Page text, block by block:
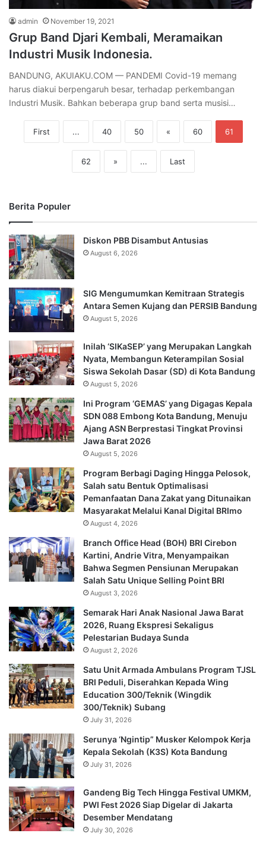
admin November 19, 2021
Grup Band Djari Kembali, Meramaikan
Industri Musik Indonesia.
BANDUNG, AKUIAKU.COM — PANDEMI Covid-19 memang
harus diakui berpengaruh besar, terhadap perkembangan
Industri Musik. Bahkan beberapa grup band serta musisi…
First ... 40 50 « 60 61
62 » ... Last
Berita Populer
Diskon PBB Disambut Antusias
August 6, 2026
SIG Mengumumkan Kemitraan Strategis
Antara Semen Kujang dan PERSIB Bandung
August 5, 2026
Inilah ‘SIKaSEP’ yang Merupakan Langkah
Nyata, Membangun Keterampilan Sosial
Siswa Sekolah Dasar (SD) di Kota Bandung
August 5, 2026
Ini Program ‘GEMAS’ yang Digagas Kepala
SDN 088 Embong Kota Bandung, Menuju
Ajang ASN Berprestasi Tingkat Provinsi
Jawa Barat 2026
August 5, 2026
Program Berbagi Daging Hingga Pelosok,
Salah satu Bentuk Optimalisasi
Pemanfaatan Dana Zakat yang Ditunaikan
Masyarakat Melalui Kanal Digital BRImo
August 4, 2026
Branch Office Head (BOH) BRI Cirebon
Kartini, Andrie Vitra, Menyampaikan
Bahwa Segmen Pensiunan Merupakan
Salah Satu Unique Selling Point BRI
August 3, 2026
Semarak Hari Anak Nasional Jawa Barat
2026, Ruang Ekspresi Sekaligus
Pelestarian Budaya Sunda
August 2, 2026
Satu Unit Armada Ambulans Program TJSL
BRI Peduli, Diserahkan Kepada Wing
Education 300/Teknik (Wingdik
300/Teknik) Subang
July 31, 2026
Serunya ‘Ngintip” Musker Kelompok Kerja
Kepala Sekolah (K3S) Kota Bandung
July 31, 2026
Gandeng Big Tech Hingga Festival UMKM,
PWI Fest 2026 Siap Digelar di Jakarta
Desember Mendatang
July 30, 2026